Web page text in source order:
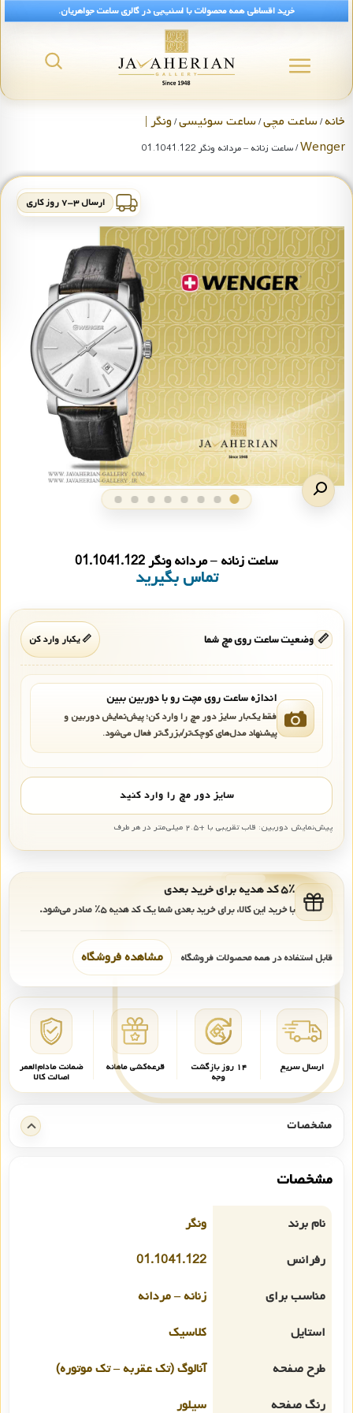
خرید اقساطی همه محصولات با اسنپ‌پی در گالری ساعت جواهریان.
خانه/ساعت مچی/ساعت سوئیسی/ونگر |
Wenger/ ساعت زنانه – مردانه ونگر 01.1041.122
ارسال ۳-۷ روز کاری
ساعت زنانه – مردانه ونگر 01.1041.122
تماس بگیرید
📏 وضعیت ساعت روی مچ شما 📏 یکبار وارد کن
اندازه ساعت روی مچت رو با دوربین ببین
فقط یک‌بار سایز دور مچ را وارد کن؛ پیش‌نمایش دوربین و
پیشنهاد مدل‌های کوچک‌تر/بزرگ‌تر فعال می‌شود.
سایز دور مچ را وارد کنید
پیش‌نمایش دوربین: قاب تقریبی با +۲.۵ میلی‌متر در هر طرف
۵٪ کد هدیه برای خرید بعدی
با خرید این کالا، برای خرید بعدی شما یک کد هدیه۵٪ صادر می‌شود.
قابل استفاده در همه محصولات فروشگاه مشاهده فروشگاه
ارسال سریع ۱۴ روز بازگشت
وجه
قرعه‌کشی ماهانه ضمانت مادام‌العمر
اصالت کالا
مشخصات
مشخصات
نام برند
ونگر
رفرانس
01.1041.122
مناسب برای
زنانه – مردانه
استایل
کلاسیک
طرح صفحه
آنالوگ (تک عقربه – تک موتوره)
رنگ صفحه
سیلور